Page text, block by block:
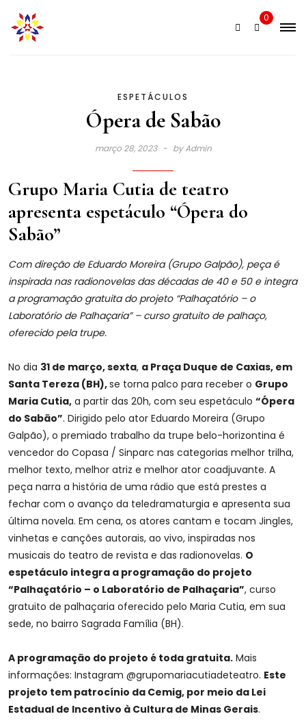
content
0
ESPETÁCULOS
Ópera de Sabão
março 28, 2023 byAdmin
Grupo Maria Cutia de teatro
apresenta espetáculo “Ópera do
Sabão”
Com direção de Eduardo Moreira (Grupo Galpão), peça é
inspirada nas radionovelas das décadas de 40 e 50 e integra
a programação gratuita do projeto “Palhaçatório – o
Laboratório de Palhaçaria” – curso gratuito de palhaço,
oferecido pela trupe.
No dia 31 de março, sexta, a Praça Duque de Caxias, em
Santa Tereza (BH),se torna palco para receber o Grupo
Maria Cutia, a partir das 20h, com seu espetáculo “Ópera
do Sabão”. Dirigido pelo ator Eduardo Moreira (Grupo
Galpão), o premiado trabalho da trupe belo-horizontina é
vencedor do Copasa / Sinparc nas categorias melhor trilha,
melhor texto, melhor atriz e melhor ator coadjuvante. A
peça narra a história de uma rádio que está prestes a
fechar com o avanço da teledramaturgia e apresenta sua
última novela. Em cena, os atores cantam e tocam Jingles,
vinhetas e canções autorais, ao vivo, inspiradas nos
musicais do teatro de revista e das radionovelas. O
espetáculo integra a programação do projeto
“Palhaçatório – o Laboratório de Palhaçaria”, curso
gratuito de palhaçaria oferecido pelo Maria Cutia, em sua
sede, no bairro Sagrada Família (BH).
A programação do projeto é toda gratuita. Mais
informações: Instagram @grupomariacutiadeteatro. Este
projeto tem patrocínio da Cemig, por meio da Lei
Estadual de Incentivo à Cultura de Minas Gerais.